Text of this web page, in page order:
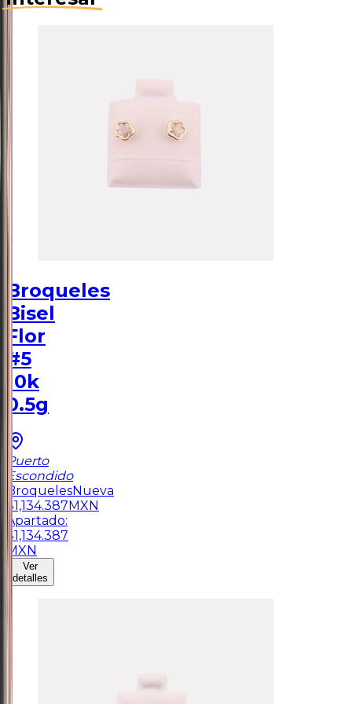
Broqueles
Bisel
Flor
#5
10k
0.5g
Puerto
Escondido
BroquelesNueva
$1,134.387 MXN
Apartado:
$1,134.387
MXN
Ver
detalles